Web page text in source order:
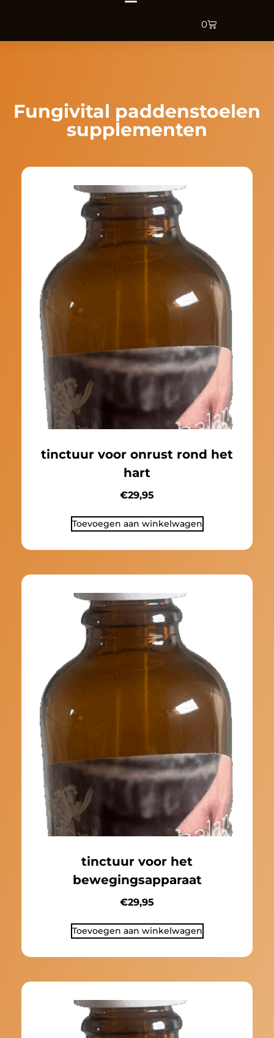
0
Fungivital paddenstoelen
supplementen
tinctuur voor onrust rond het
hart
€29,95
Toevoegen aan winkelwagen
tinctuur voor het
bewegingsapparaat
€29,95
Toevoegen aan winkelwagen